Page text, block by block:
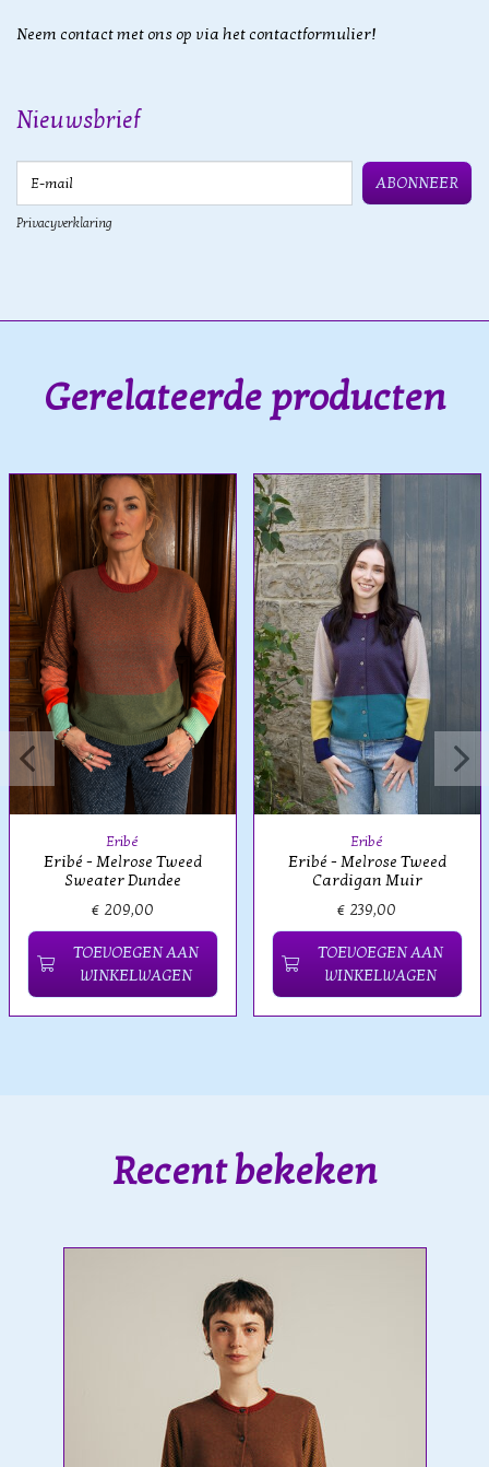
Neem contact met ons op via het contactformulier!
Nieuwsbrief
ABONNEER
Privacyverklaring
Gerelateerde producten
Eribé
Eribé - Melrose Tweed
Sweater Dundee
€ 209,00
TOEVOEGEN AAN
WINKELWAGEN
Eribé
Eribé - Melrose Tweed
Cardigan Muir
€ 239,00
TOEVOEGEN AAN
WINKELWAGEN
Recent bekeken